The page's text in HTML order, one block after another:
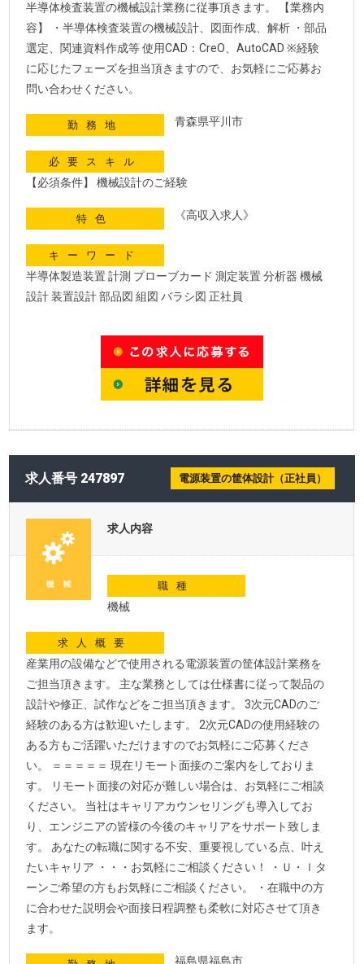
半導体検査装置の機械設計業務に従事頂きます。 【業務内
容】 ・半導体検査装置の機械設計、図面作成、解析 ・部品
選定、関連資料作成等 使用CAD：CreO、AutoCAD ※経験
に応じたフェーズを担当頂きますので、お気軽にご応募お
問い合わせください。
勤務地 青森県平川市
必要スキル
【必須条件】 機械設計のご経験
特色 《高収入求人》
キーワード
半導体製造装置 計測 プローブカード 測定装置 分析器 機械
設計 装置設計 部品図 組図 バラシ図 正社員
求人番号 247897 電源装置の筐体設計（正社員）
求人内容
職種
機械
求人概要
産業用の設備などで使用される電源装置の筐体設計業務を
ご担当頂きます。 主な業務としては仕様書に従って製品の
設計や修正、試作などをご担当頂きます。 3次元CADのご
経験のある方は歓迎いたします。 2次元CADの使用経験の
ある方もご活躍いただけますのでお気軽にご応募くださ
い。 ＝＝＝＝＝ 現在リモート面接のご案内をしておりま
す。 リモート面接の対応が難しい場合は、お気軽にご相談
ください。 当社はキャリアカウンセリングも導入してお
り、エンジニアの皆様の今後のキャリアをサポート致しま
す。 あなたの転職に関する不安、重要視している点、叶え
たいキャリア ・・・お気軽にご相談ください！ ・Ｕ・ｌタ
ーンご希望の方もお気軽にご相談ください。 ・在職中の方
に合わせた説明会や面接日程調整も柔軟に対応させて頂き
ます。
福島県福島市